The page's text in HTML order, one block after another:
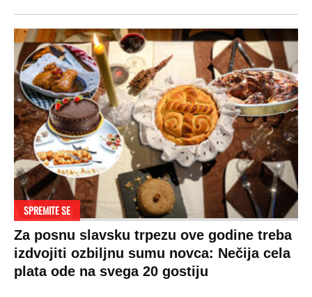
SPREMITE SE
Za posnu slavsku trpezu ove godine treba
izdvojiti ozbiljnu sumu novca: Nečija cela
plata ode na svega 20 gostiju